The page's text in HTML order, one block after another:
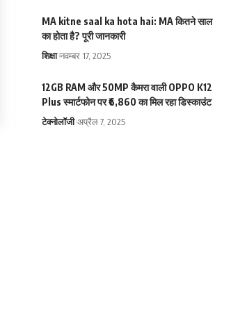
MA kitne saal ka hota hai: MA कितने साल
का होता है? पूरी जानकारी
शिक्षा नवम्बर 17, 2025
12GB RAM और 50MP कैमरा वाली OPPO K12
Plus स्मार्टफोन पर ₹6,860 का मिल रहा डिस्काउंट
टेक्नोलॉजी अप्रैल 7, 2025